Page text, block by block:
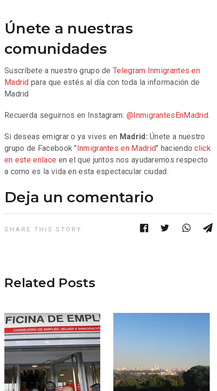
Únete a nuestras
comunidades
Suscríbete a nuestro grupo deTelegram Inmigrantes en
Madrid para que estés al día con toda la información de
Madrid
Recuerda seguirnos en Instagram: @InmigrantesEnMadrid.
Si deseas emigrar o ya vives en Madrid:Únete a nuestro
grupo de Facebook " Inmigrantes en Madrid" haciendoclick
en este enlace en el que juntos nos ayudaremos respecto
a como es la vida en esta espectacular ciudad.
Deja un comentario
SHARE THIS STORY
Related Posts